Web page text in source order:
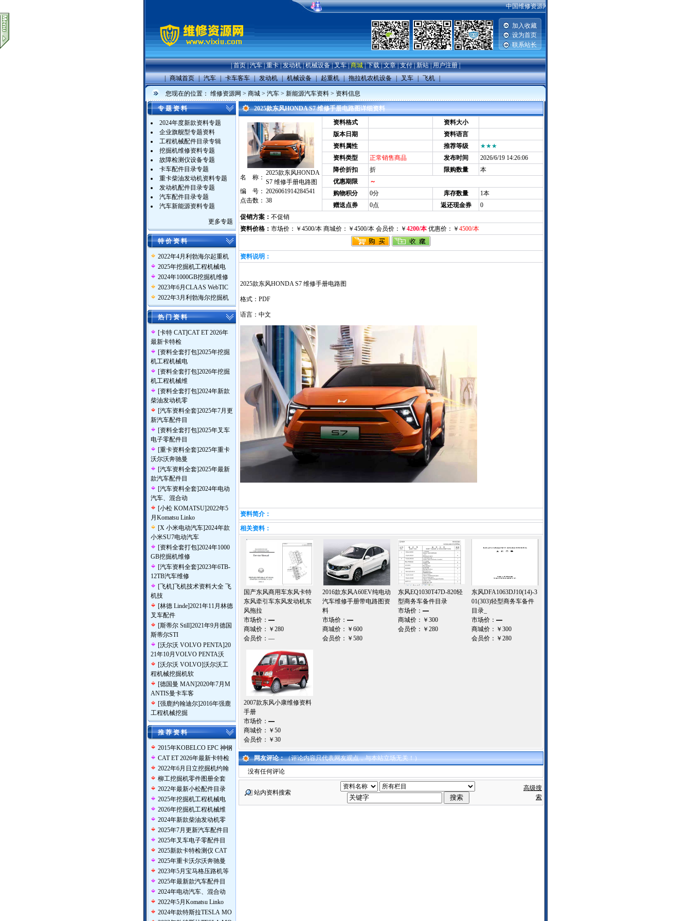
中国维修资源网提供汽车维修资料，手机维修资料，电脑主板|硬盘|
加入收藏
设为首页
联系站长
|首页|汽车|重卡|发动机|机械设备|叉车|商城|下载|文章|支付|新站|用户注册|
| 商城首页 | 汽车 | 卡车客车 | 发动机 | 机械设备 | 起重机 | 拖拉机农机设备 | 叉车 | 飞机 |
您现在的位置： 维修资源网 > 商城 > 汽车 > 新能源汽车资料 > 资料信息
专 题 资 料
2024年度新款资料专题
企业旗舰型专题资料
工程机械配件目录专辑
挖掘机维修资料专题
故障检测仪设备专题
卡车配件目录专题
重卡柴油发动机资料专题
发动机配件目录专题
汽车配件目录专题
汽车新能源资料专题
更多专题
特 价 资 料
2022年4月利勃海尔起重机
2025年挖掘机工程机械电
2024年1000GB挖掘机维修
2023年6月CLAAS WebTIC
2022年3月利勃海尔挖掘机
热 门 资 料
[卡特 CAT]CAT ET 2026年
最新卡特检
[资料全套打包]2025年挖掘
机工程机械电
[资料全套打包]2026年挖掘
机工程机械维
[资料全套打包]2024年新款
柴油发动机零
[汽车资料全套]2025年7月更
新汽车配件目
[资料全套打包]2025年叉车
电子零配件目
[重卡资料全套]2025年重卡
沃尔沃奔驰曼
[汽车资料全套]2025年最新
款汽车配件目
[汽车资料全套]2024年电动
汽车、混合动
[小松 KOMATSU]2022年5
月Komatsu Linko
[X 小米电动汽车]2024年款
小米SU7电动汽车
[资料全套打包]2024年1000
GB挖掘机维修
[汽车资料全套]2023年6TB-
12TB汽车维修
[飞机]飞机技术资料大全 飞
机技
[林德 Linde]2021年11月林德
叉车配件
[斯蒂尔 Still]2021年9月德国
斯蒂尔STI
[沃尔沃 VOLVO PENTA]20
21年10月VOLVO PENTA沃
[沃尔沃 VOLVO]沃尔沃工
程机械挖掘机软
[德国曼 MAN]2020年7月M
ANTIS曼卡车客
[强鹿|约翰迪尔]2016年强鹿
工程机械挖掘
推 荐 资 料
2015年KOBELCO EPC 神钢
CAT ET 2026年最新卡特检
2022年6月日立挖掘机约翰
柳工挖掘机零件图册全套
2022年最新小松配件目录
2025年挖掘机工程机械电
2026年挖掘机工程机械维
2024年新款柴油发动机零
2025年7月更新汽车配件目
2025年叉车电子零配件目
2025新款卡特检测仪 CAT
2025年重卡沃尔沃奔驰曼
2023年5月宝马格压路机等
2025年最新款汽车配件目
2024年电动汽车、混合动
2022年5月Komatsu Linko
2024年款特斯拉TESLA MO
2025款东风HONDA S7 维修手册电路图详细资料
名 称：
2025款东风HONDA
S7 维修手册电路图
编 号： 2026061914284541
点击数： 38
资料格式
资料大小
版本日期
资料语言
资料属性
推荐等级
★★★
资料类型
正常销售商品 发布时间
2026/6/19 14:26:06
降价折扣
折 限购数量
本
优惠期限
～
购物积分
0分 库存数量
1本
赠送点券
0点 返还现金券
0
促销方案： 不促销
资料价格： 市场价：￥4500/本 商城价：￥4500/本 会员价：￥ 4200/本 优惠价：￥ 4500/本
资料说明：
2025款东风HONDA S7 维修手册电路图
格式：PDF
语言：中文
资料简介：
相关资料：
国产东风商用车东风卡特
东风牵引车东风发动机东
风拖拉
市场价： —
商城价： ￥280
会员价： —
2016款东风A60EV纯电动
汽车维修手册带电路图资
料
市场价： —
商城价： ￥600
会员价： ￥580
东风EQ1030T47D-820轻
型商务车备件目录
市场价： —
商城价： ￥300
会员价： ￥280
东风DFA1063DJ10(14)-3
01(303)轻型商务车备件
目录_
市场价： —
商城价： ￥300
会员价： ￥280
2007款东风小康维修资料
手册
市场价： —
商城价： ￥50
会员价： ￥30
网友评论：（评论内容只代表网友观点，与本站立场无关！）
没有任何评论
站内资料搜索
高级搜
索